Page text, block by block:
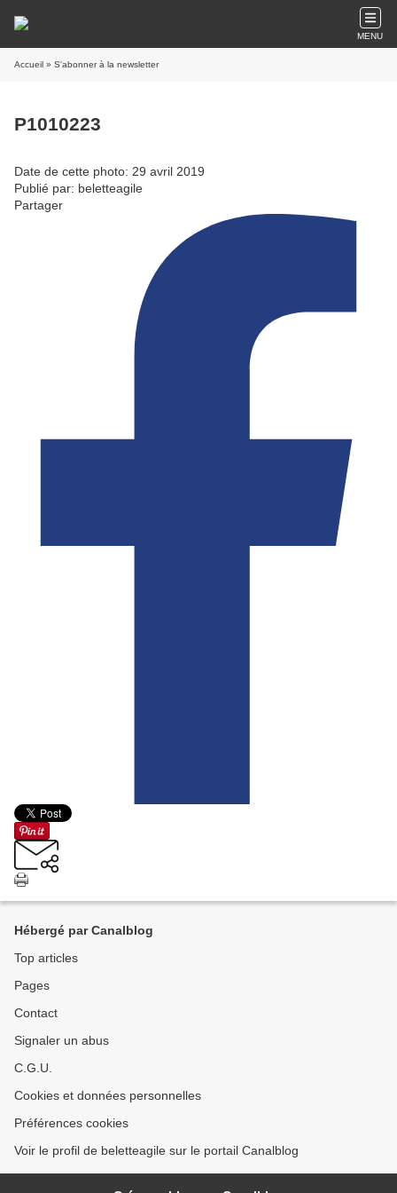
MENU
Accueil » S'abonner à la newsletter
P1010223
Date de cette photo: 29 avril 2019
Publié par: beletteagile
Partager
Hébergé par Canalblog
Top articles
Pages
Contact
Signaler un abus
C.G.U.
Cookies et données personnelles
Préférences cookies
Voir le profil de beletteagile sur le portail Canalblog